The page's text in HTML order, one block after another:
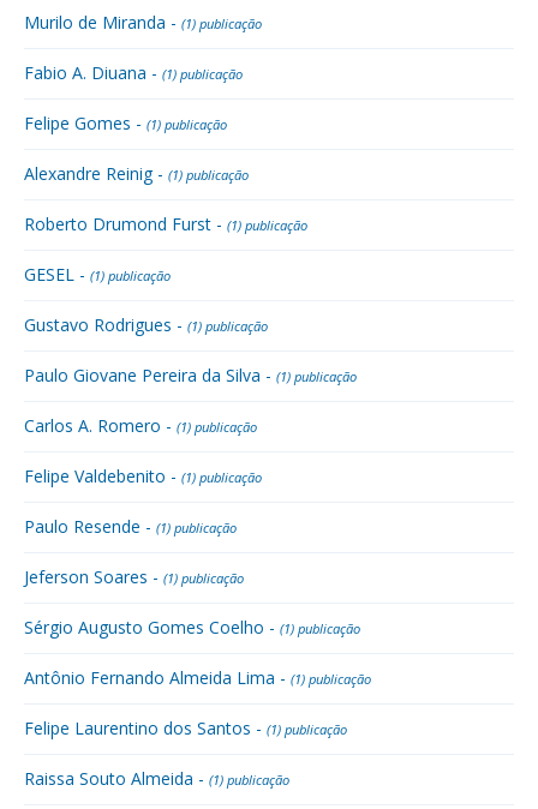
Murilo de Miranda - (1) publicação
Fabio A. Diuana - (1) publicação
Felipe Gomes - (1) publicação
Alexandre Reinig - (1) publicação
Roberto Drumond Furst - (1) publicação
GESEL - (1) publicação
Gustavo Rodrigues - (1) publicação
Paulo Giovane Pereira da Silva - (1) publicação
Carlos A. Romero - (1) publicação
Felipe Valdebenito - (1) publicação
Paulo Resende - (1) publicação
Jeferson Soares - (1) publicação
Sérgio Augusto Gomes Coelho - (1) publicação
Antônio Fernando Almeida Lima - (1) publicação
Felipe Laurentino dos Santos - (1) publicação
Raissa Souto Almeida - (1) publicação